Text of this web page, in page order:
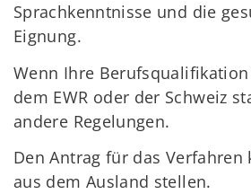
Sprachkenntnisse und die
Eignung.
Wenn Ihre
dem EWR oder der Schweiz
andere Regelungen.
Den Antrag für das Verfahren
aus dem Ausland stellen.